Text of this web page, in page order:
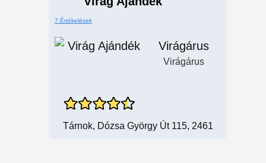
7 Értékelések
Virágárus
Virágárus
Tárnok, Dózsa György Út 115, 2461